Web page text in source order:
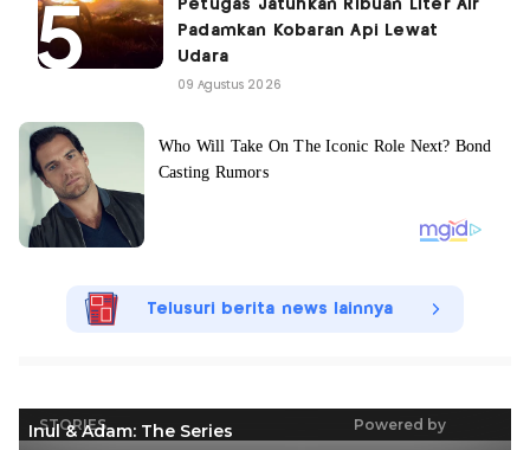
Petugas Jatuhkan Ribuan Liter Air
Padamkan Kobaran Api Lewat
Udara
09 Agustus 2026
Telusuri berita news lainnya